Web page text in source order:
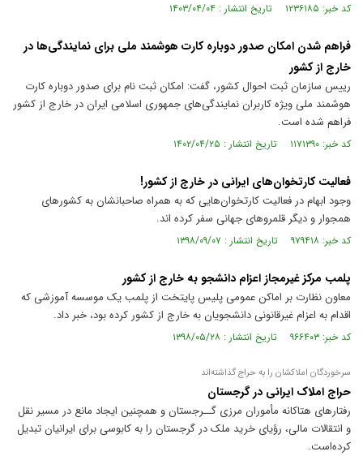
کد خبر: ۱۲۳۶۱۸۵ تاریخ انتشار : ۱۴۰۳/۰۴/۰۴
فراهم شدن امکان صدور دوباره کارت هوشمند ملی برای نمایندگی‌ها در
خارج از کشور
رییس سازمان ثبت احوال کشور، گفت: امکان ثبت نام برای صدور دوباره کارت
هوشمند ملی ویژه کاربران نمایندگی‌های جمهوری اسلامی ایران در خارج از کشور
فراهم شده است.
کد خبر: ۱۱۷۱۳۹۰ تاریخ انتشار : ۱۴۰۲/۰۴/۲۵
فعالیت کارتخوان‌های ایرانی در خارج از کشور!
وجود ابهام در فعالیت کارتخوان‌هایی که به همراه صاحبانشان به کشور‌های
همجوار و دیگر قلمرو‌های جهانی سفر کرده اند.
کد خبر: ۹۷۹۴۱۸ تاریخ انتشار : ۱۳۹۸/۰۹/۰۷
پلمب مرکز غیرمجاز اعزام دانشجو به خارج از کشور
معاون نظارت بر اماکن عمومی پلیس پایتخت از پلمب یک موسسه آموزشی که
اقدام به اعزام غیرقانونی دانشجویان به خارج از کشور کرده بود، خبر داد.
کد خبر: ۹۶۶۴۰۳ تاریخ انتشار : ۱۳۹۸/۰۵/۲۸
سرخوردگان املاكشان را به حراج گذاشته‌اند
حراج املاک ایرانی در گرجستان
رفتار‌های هتاکانه مأموران مرزی گــرجستان و همچنین ایجاد مانع در مسیر نقل
و انتقالات مالی، رؤیای خرید ملک در گرجستان را به کابوسی برای ایرانیان تبدیل
کرده‌است.